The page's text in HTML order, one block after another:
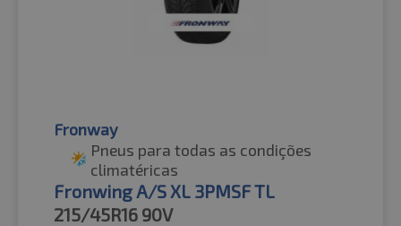
Fronway
Pneus para todas as condições
climatéricas
Fronwing A/S XL 3PMSF TL
215/45R16 90V